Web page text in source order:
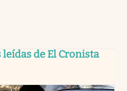
leídas de El Cronista